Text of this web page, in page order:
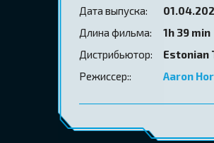
Дата выпуска:
Длина фильма:
1h 39 min
Дистрибьютор:
Estonian
Режиссер::
Aaron